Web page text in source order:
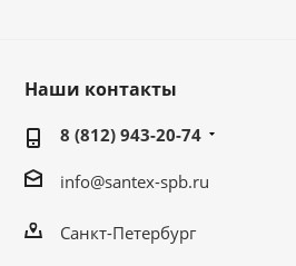
Наши контакты
8 (812) 943-20-74
info@santex-spb.ru
Санкт-Петербург